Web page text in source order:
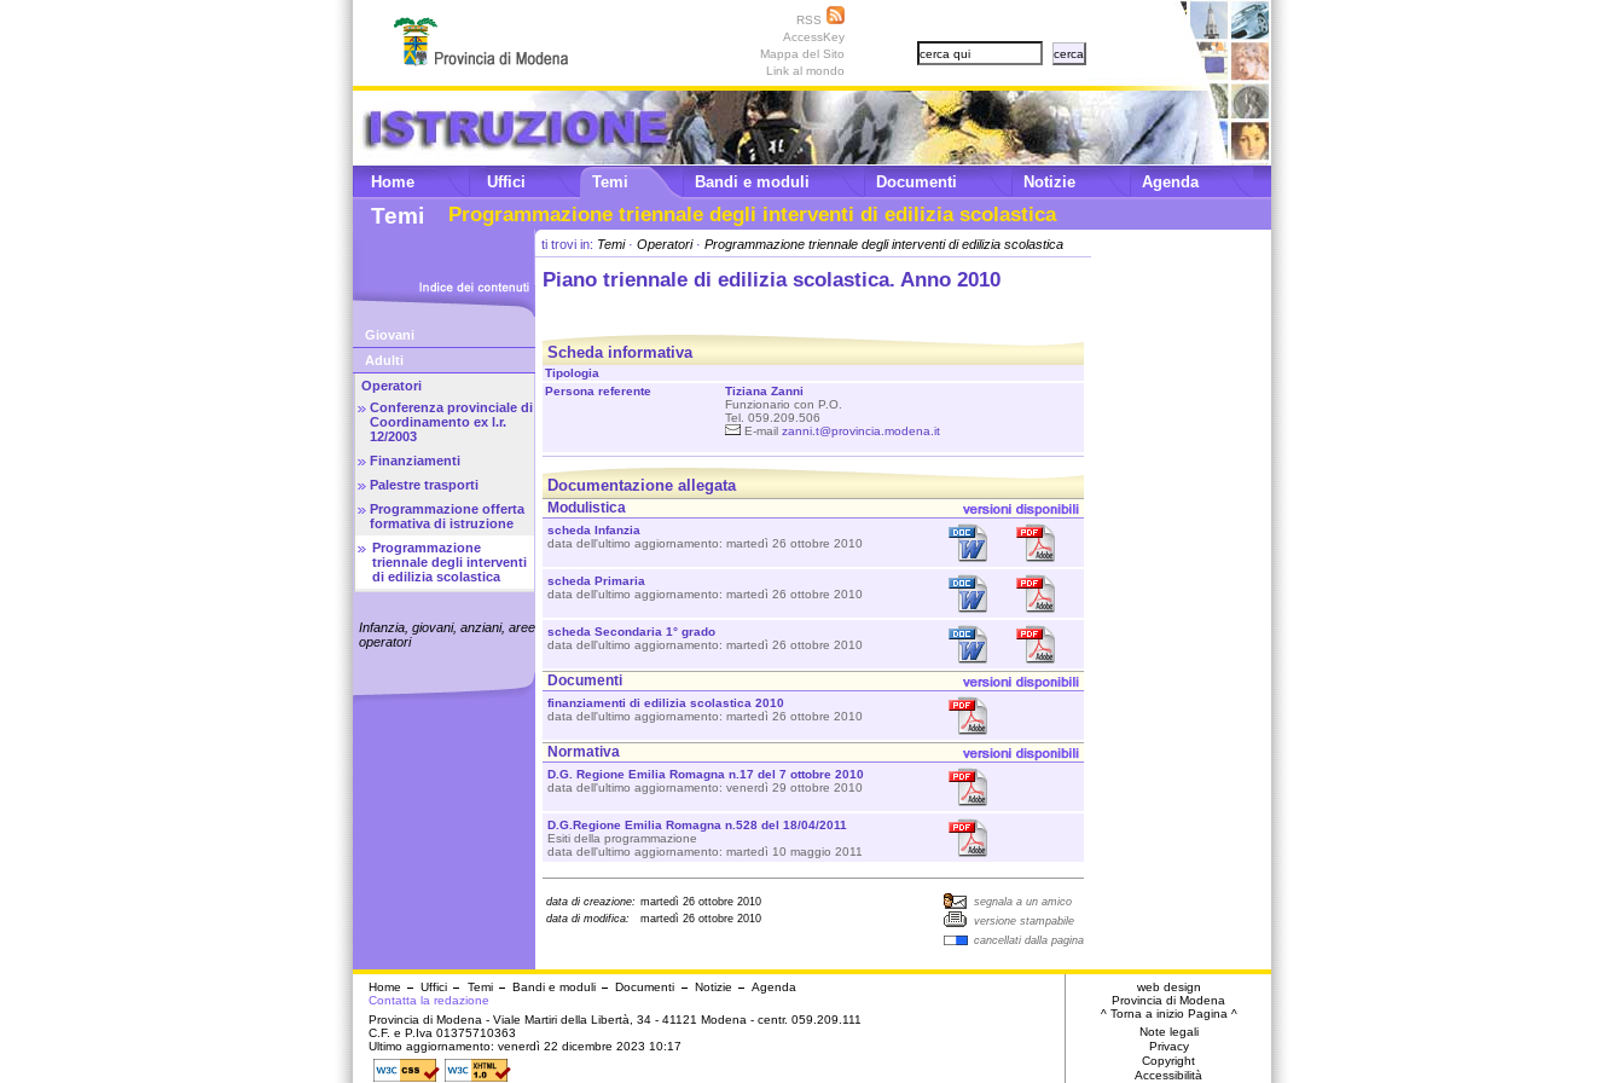
RSS
AccessKey
Mappa del Sito
Link al mondo
Home Uffici Temi Bandi e moduli Documenti Notizie Agenda
Temi Programmazione triennale degli interventi di edilizia scolastica
Giovani
Adulti
Operatori
Conferenza provinciale di
Coordinamento ex l.r.
12/2003
Finanziamenti
Palestre trasporti
Programmazione offerta
formativa di istruzione
Programmazione
triennale degli interventi
di edilizia scolastica
Infanzia, giovani, anziani, aree
operatori
ti trovi in: Temi· Operatori· Programmazione triennale degli interventi di edilizia scolastica
Piano triennale di edilizia scolastica. Anno 2010
Scheda informativa
Tipologia
Persona referente
Tiziana Zanni
Funzionario con P.O.
Tel. 059.209.506
E-mail zanni.t@provincia.modena.it
Documentazione allegata
Modulistica
scheda Infanzia
data dell'ultimo aggiornamento: martedì 26 ottobre 2010
scheda Primaria
data dell'ultimo aggiornamento: martedì 26 ottobre 2010
scheda Secondaria 1° grado
data dell'ultimo aggiornamento: martedì 26 ottobre 2010
Documenti
finanziamenti di edilizia scolastica 2010
data dell'ultimo aggiornamento: martedì 26 ottobre 2010
Normativa
D.G. Regione Emilia Romagna n.17 del 7 ottobre 2010
data dell'ultimo aggiornamento: venerdì 29 ottobre 2010
D.G.Regione Emilia Romagna n.528 del 18/04/2011
Esiti della programmazione
data dell'ultimo aggiornamento: martedì 10 maggio 2011
data di creazione: martedì 26 ottobre 2010
data di modifica:
martedì 26 ottobre 2010
segnala a un amico
versione stampabile
cancellati dalla pagina
Home Uffici Temi Bandi e moduli Documenti Notizie
Agenda
Contatta la redazione
Provincia di Modena - Viale Martiri della Libertà, 34 - 41121 Modena - centr. 059.209.111
C.F. e P.Iva 01375710363
Ultimo aggiornamento: venerdì 22 dicembre 2023 10:17
web design
Provincia di Modena
^ Torna a inizio Pagina ^
Note legali
Privacy
Copyright
Accessibilità